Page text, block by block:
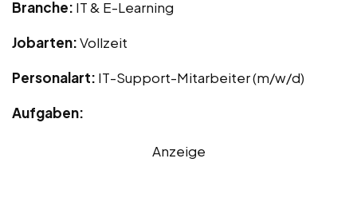
Branche: IT & E-Learning
Jobarten:Vollzeit
Personalart: IT-Support-Mitarbeiter (m/w/d)
Aufgaben:
Anzeige